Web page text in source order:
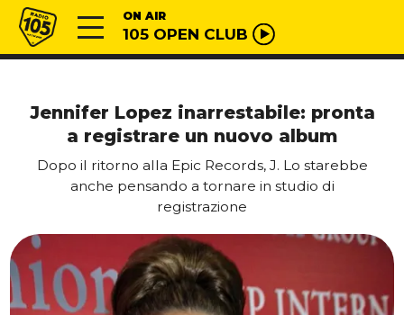
Vai al contenuto
Radio 105 ON AIR
105 OPEN CLUB
Jennifer Lopez inarrestabile: pronta
a registrare un nuovo album
Dopo il ritorno alla Epic Records, J. Lo starebbe
anche pensando a tornare in studio di
registrazione